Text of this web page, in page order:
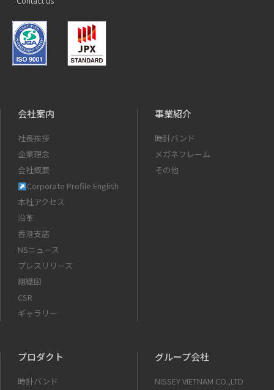
会社案内
社長挨拶
企業理念
会社概要
Corporate Profile English
本社アクセス
沿革
香港支店
NSニュース
プレスリリース
組織図
CSR
ギャラリー
事業紹介
時計バンド
メガネフレーム
その他
プロダクト
時計バンド
グループ会社
NISSEY VIETNAM CO.,LTD